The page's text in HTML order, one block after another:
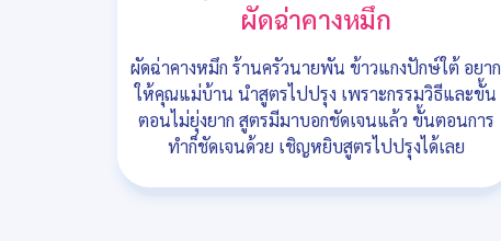
ผัดฉ่าคางหมึก
ผัดฉ่าคางหมึก ร้านครัวนายพัน ข้าวแกงปักษ์ใต้ อยาก
ให้คุณแม่บ้าน นำสูตรไปปรุง เพราะกรรมวิธีและขั้น
ตอนไม่ยุ่งยาก สูตรมีมาบอกชัดเจนแล้ว ขั้นตอนการ
ทำก็ชัดเจนด้วย เชิญหยิบสูตรไปปรุงได้เลย